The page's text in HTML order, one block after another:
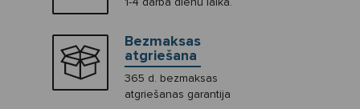
Bezmaksas
atgriešana
365 d. bezmaksas
atgriešanas garantija